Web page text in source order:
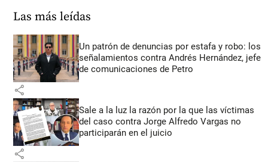
Las más leídas
Un patrón de denuncias por estafa y robo: los
señalamientos contra Andrés Hernández, jefe
de comunicaciones de Petro
share
Sale a la luz la razón por la que las víctimas
del caso contra Jorge Alfredo Vargas no
participarán en el juicio
share